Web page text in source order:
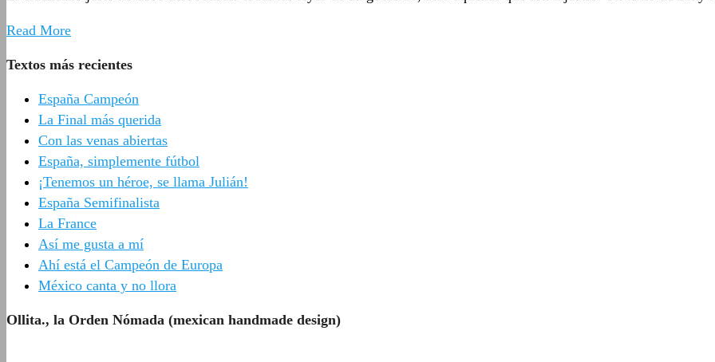
Read More
Textos más recientes
España Campeón
La Final más querida
Con las venas abiertas
España, simplemente fútbol
¡Tenemos un héroe, se llama Julián!
España Semifinalista
La France
Así me gusta a mí
Ahí está el Campeón de Europa
México canta y no llora
Ollita., la Orden Nómada (mexican handmade design)